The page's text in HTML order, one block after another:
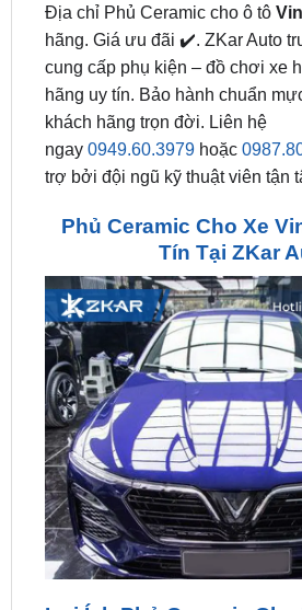
cung cấp phụ kiện – đồ chơi xe
hãng uy tín. Bảo hành chuẩn
khách hãng trọn đời. Liên hệ
ngay 0949.60.3979hoặc
trợ bởi đội ngũ kỹ thuật viên tận
Phủ Ceramic Cho Xe
Lợi Ích Phủ Ceramic Cho